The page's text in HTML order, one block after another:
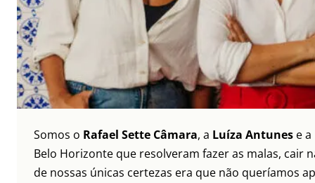
Somos o Rafael Sette Câmara, a Luíza Antunes e a
Belo Horizonte que resolveram fazer as malas, cair
de nossas únicas certezas era que não queríamos